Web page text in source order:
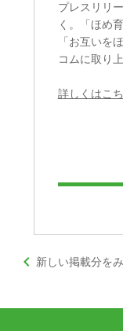
プレスリリ
く。「ほめ
「お互いを
コムに取り
詳しくはこ
keyboard_arrow_left新しい掲載分を